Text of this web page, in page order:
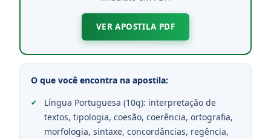
VER APOSTILA PDF
O que você encontra na apostila:
Língua Portuguesa (10q): interpretação de
textos, tipologia, coesão, coerência, ortografia,
morfologia, sintaxe, concordâncias, regência,